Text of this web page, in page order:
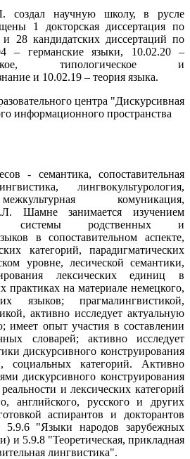
создал научную школу, в русле
1 докторская диссертация по
и 28 кандидатских диссертаций по
– германские языки, 10.02.20 –
типологическое и
и 10.02.19 – теория языка.
центра "Дискурсивная
информационного пространства
- семантика, сопоставительная
лингвокультурология,
комуникация,
Шамне занимается изучением
системы родственных и
в сопоставительном аспекте,
категорий, парадигматических
уровне, лесической семантики,
лексических единиц в
практиках на материале немецкого,
языков; прагмалингвистикой,
активно исследует актуальную
имеет опыт участия в составлении
словарей; активно исследует
дискурсивного конструирования
социальных категорий. Активно
дискурсивного конструирования
и лексических категорий
английского, русского и других
аспирантов и докторантов
5.9.6 "Языки народов зарубежных
и 5.9.8 "Теоретическая, прикладная
лингвистика".